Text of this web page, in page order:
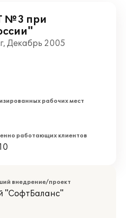
№3 при
Декабрь 2005
рабочих мест
работающих клиентов
внедрение/проект
"СофтБаланс"